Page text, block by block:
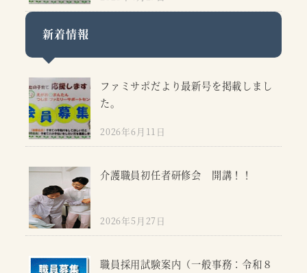
新着情報
ファミサポだより最新号を掲載しまし
た。
2026年6月11日
介護職員初任者研修会 開講！！
2026年5月27日
職員採用試験案内（一般事務：令和８